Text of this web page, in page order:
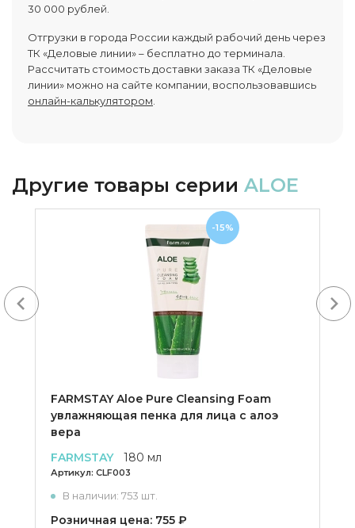
30 000 рублей.
Отгрузки в города России каждый рабочий день через
ТК «Деловые линии» – бесплатно до терминала.
Рассчитать стоимость доставки заказа ТК «Деловые
линии» можно на сайте компании, воспользовавшись
онлайн-калькулятором
Другие товары серии ALOE
FARMSTAY Aloe Pure Cleansing Foam
увлажняющая пенка для лица с алоэ
вера
FARMSTAY
180 мл
Артикул: CLF003
В наличии: 753 шт.
Розничная цена: 755 ₽
-15%